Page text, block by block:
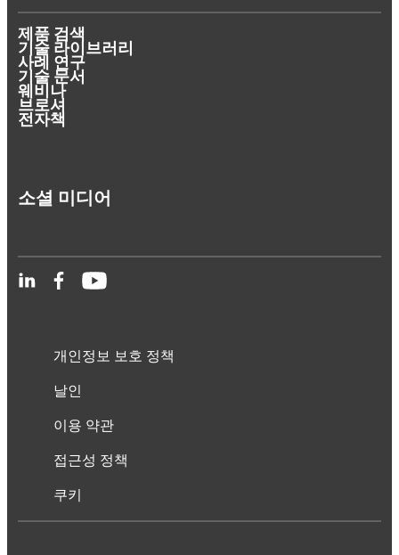
제품 검색
기술 라이브러리
사례 연구
기술 문서
웨비나
브로셔
전자책
소셜 미디어
개인정보 보호 정책
날인
이용 약관
접근성 정책
쿠키